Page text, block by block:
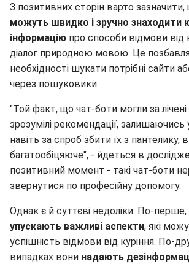
З позитивних сторін варто
можуть швидко і зручно знаходити
інформацію про способи відмови від
діалог природною мовою. Це
необхідності шукати потрібні сайти
через пошуковики.
"Той факт, що чат-боти могли за
зрозумілі рекомендації,
навіть за спроб збити їх з пантелику,
багатообіцяюче", - йдеться в
позитивний момент - такі чат-боти
звернутися по професійну допомогу.
Однак є й суттєві недоліки. По-перше,
упускають важливі аспекти, які
успішність відмови від куріння. По-
випадках вони надають